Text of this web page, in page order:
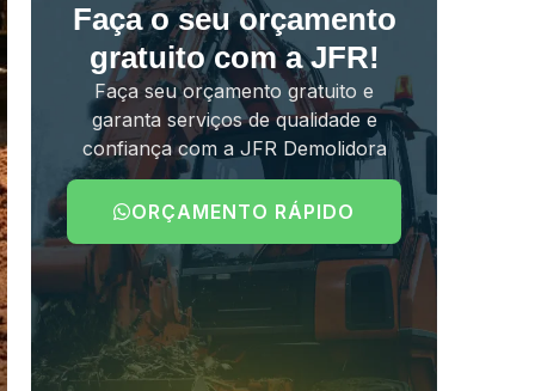
Faça o seu orçamento
gratuito com a JFR!
Faça seu orçamento gratuito e
garanta serviços de qualidade e
confiança com a JFR Demolidora
ORÇAMENTO RÁPIDO